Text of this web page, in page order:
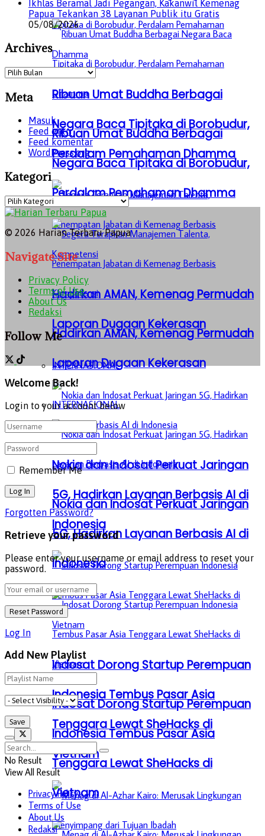
Ribuan Umat Buddha Berbagai
Negara Baca Tipitaka di Borobudur,
Perdalam Pemahaman Dhamma
Hadirkan AMAN, Kemenag Permudah
Laporan Dugaan Kekerasan
INTERNASIONAL
Nokia dan Indosat Perkuat Jaringan
5G, Hadirkan Layanan Berbasis AI di
Indonesia
Indosat Dorong Startup Perempuan
Indonesia Tembus Pasar Asia
Tenggara Lewat SheHacks di
Vietnam
Ribuan Umat Buddha Berbagai
Negara Baca Tipitaka di Borobudur,
Perdalam Pemahaman Dhamma
Hadirkan AMAN, Kemenag Permudah
Laporan Dugaan Kekerasan
INTERNASIONAL
Nokia dan Indosat Perkuat Jaringan
5G, Hadirkan Layanan Berbasis AI di
Indonesia
Indosat Dorong Startup Perempuan
Indonesia Tembus Pasar Asia
Tenggara Lewat SheHacks di
Vietnam
Ikhlas Beramal Jadi Pegangan, Kakanwil Kemenag
Papua Tekankan 38 Layanan Publik itu Gratis
05/08/2026
Archives
Archives
Meta
Masuk
Feed entri
Feed komentar
WordPress.org
Kategori
Kategori
© 2026 Harian Terbaru Papua
Navigate Site
Privacy Policy
Terms of Use
About Us
Redaksi
Follow Me
Welcome Back!
Login to your account below
Remember Me
Forgotten Password?
Retrieve your password
Please enter your username or email address to reset your
password.
Log In
Add New Playlist
No Result
View All Result
Privacy Policy
Terms of Use
About Us
Redaksi